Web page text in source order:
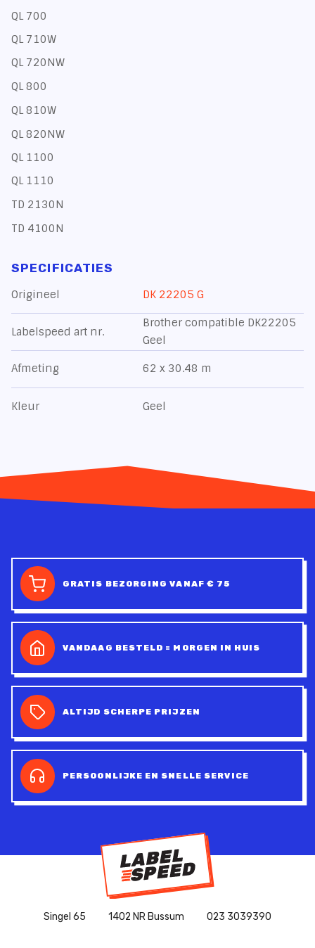
QL 700
QL 710W
QL 720NW
QL 800
QL 810W
QL 820NW
QL 1100
QL 1110
TD 2130N
TD 4100N
SPECIFICATIES
Origineel
DK 22205 G
Labelspeed art nr.
Brother compatible DK22205
Geel
Afmeting 62 x 30.48 m
Kleur Geel
GRATIS BEZORGING VANAF € 75
VANDAAG BESTELD = MORGEN IN HUIS
ALTIJD SCHERPE PRIJZEN
PERSOONLIJKE EN SNELLE SERVICE
Singel 65 1402 NR Bussum 023 3039390